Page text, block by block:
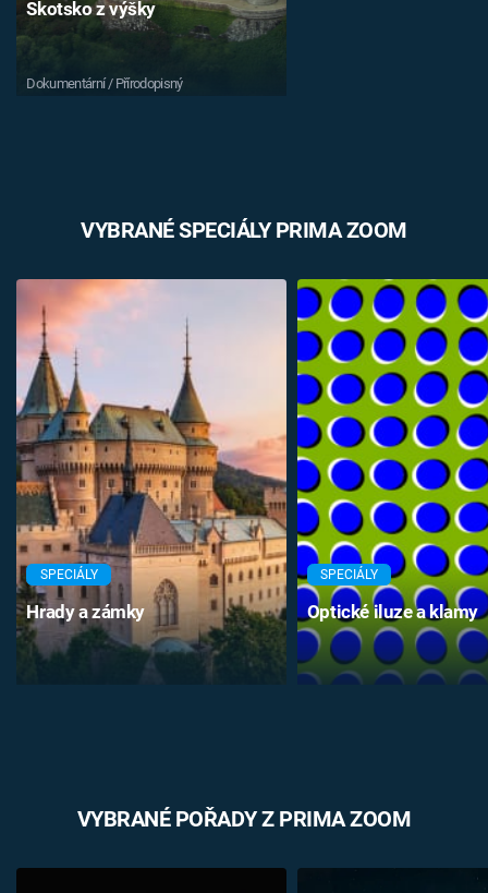
Skotsko z výšky
Dokumentární / Přírodopisný
VYBRANÉ SPECIÁLY PRIMA ZOOM
SPECIÁLY
Hrady a zámky
SPECIÁLY
Optické iluze a klamy
VYBRANÉ POŘADY Z PRIMA ZOOM